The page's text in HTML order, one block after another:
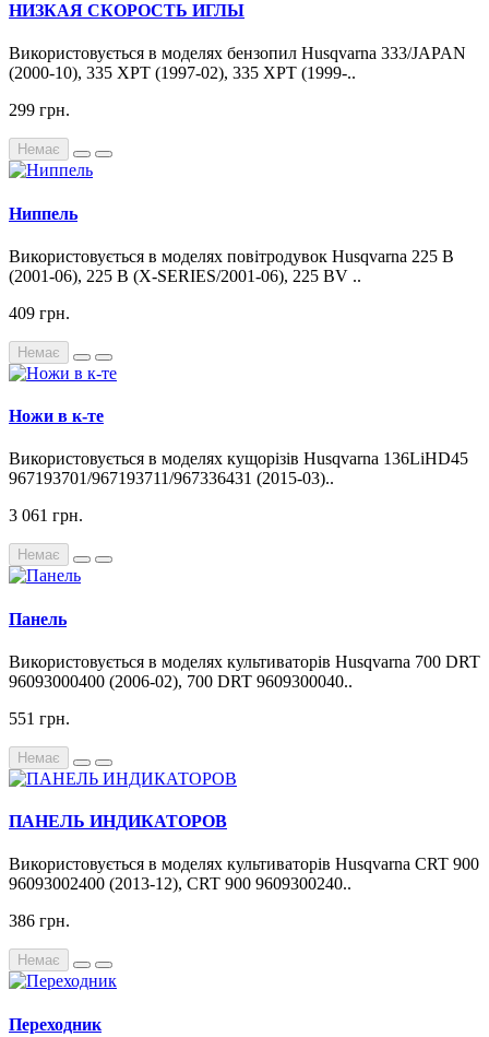
НИЗКАЯ СКОРОСТЬ ИГЛЫ
Використовується в моделях бензопил Husqvarna 333/JAPAN
(2000-10), 335 XPT (1997-02), 335 XPT (1999-..
299 грн.
Немає
Ниппель
Використовується в моделях повітродувок Husqvarna 225 B
(2001-06), 225 B (X-SERIES/2001-06), 225 BV ..
409 грн.
Немає
Ножи в к-те
Використовується в моделях кущорізів Husqvarna 136LiHD45
967193701/967193711/967336431 (2015-03)..
3 061 грн.
Немає
Панель
Використовується в моделях культиваторів Husqvarna 700 DRT
96093000400 (2006-02), 700 DRT 9609300040..
551 грн.
Немає
ПАНЕЛЬ ИНДИКАТОРОВ
Використовується в моделях культиваторів Husqvarna CRT 900
96093002400 (2013-12), CRT 900 9609300240..
386 грн.
Немає
Переходник